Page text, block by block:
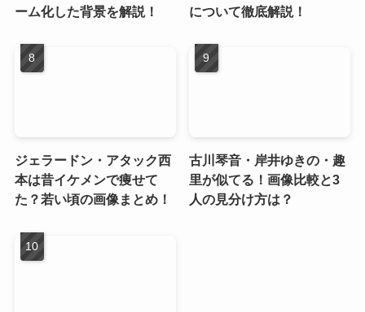
ーム化した背景を解説！
について徹底解説！
ジェラードン・アタック西
本は昔イケメンで痩せて
た？若い頃の画像まとめ！
古川琴音・岸井ゆきの・趣
里が似てる！画像比較と3
人の見分け方は？